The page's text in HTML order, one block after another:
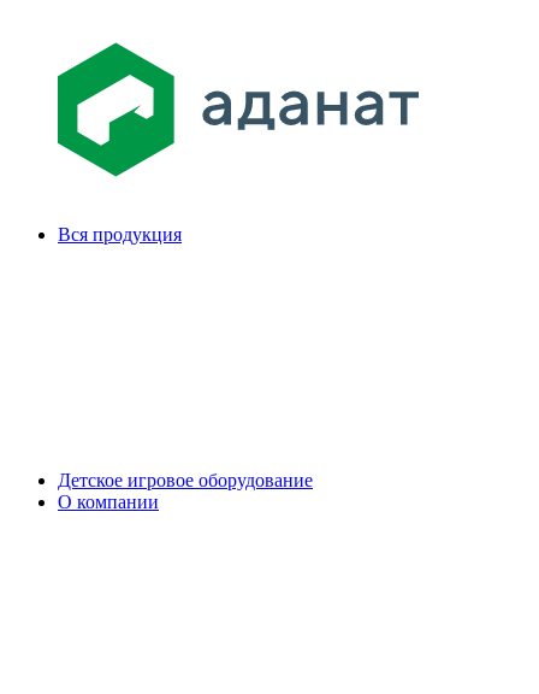
Вся продукция
Детское игровое оборудование
О компании